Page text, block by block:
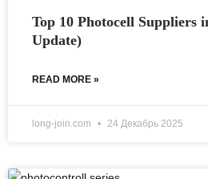
Top 10 Photocell Suppliers
Update)
READ MORE »
long-join.com 24 Декабрь 2025